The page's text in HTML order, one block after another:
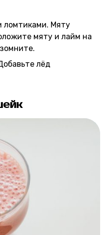
ломтиками. Мяту
мяту и лайм на
лёд